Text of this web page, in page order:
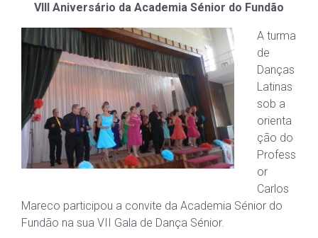
VIII Aniversário da Academia Sénior do Fundão
A turma
de
Danças
Latinas
sob a
orienta
ção do
Profess
or
Carlos
Mareco participou a convite da Academia Sénior do
Fundão na sua VII Gala de Dança Sénior.